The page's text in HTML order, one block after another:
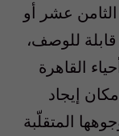
عشر أو
للوصف،
القاهرة
إيجاد
المتقلّبة